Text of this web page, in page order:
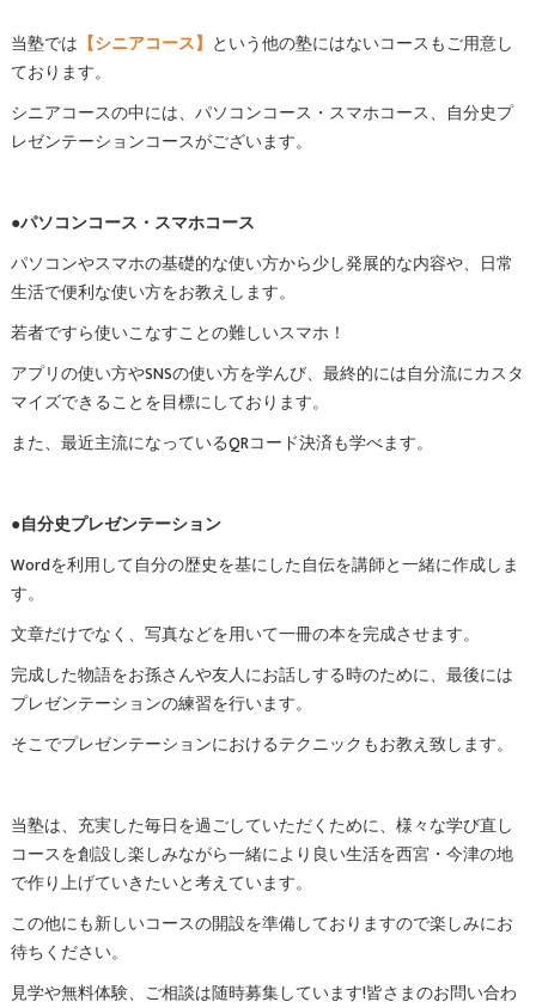
当塾では 【シニアコース】 という他の塾にはないコースもご用意し
ております。
シニアコースの中には、パソコンコース・スマホコース、自分史プ
レゼンテーションコースがございます。
●パソコンコース・スマホコース
パソコンやスマホの基礎的な使い方から少し発展的な内容や、日常
生活で便利な使い方をお教えします。
若者ですら使いこなすことの難しいスマホ！
アプリの使い方やSNSの使い方を学んび、最終的には自分流にカスタ
マイズできることを目標にしております。
また、最近主流になっているQRコード決済も学べます。
●自分史プレゼンテーション
Wordを利用して自分の歴史を基にした自伝を講師と一緒に作成しま
す。
文章だけでなく、写真などを用いて一冊の本を完成させます。
完成した物語をお孫さんや友人にお話しする時のために、最後には
プレゼンテーションの練習を行います。
そこでプレゼンテーションにおけるテクニックもお教え致します。
当塾は、充実した毎日を過ごしていただくために、様々な学び直し
コースを創設し楽しみながら一緒により良い生活を西宮・今津の地
で作り上げていきたいと考えています。
この他にも新しいコースの開設を準備しておりますので楽しみにお
待ちください。
見学や無料体験、ご相談は随時募集しています!皆さまのお問い合わ